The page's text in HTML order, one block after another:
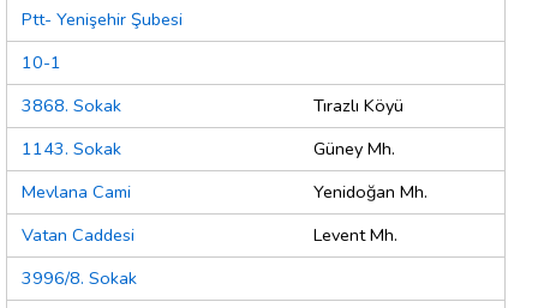
Ptt- Yenişehir Şubesi
10-1
3868. Sokak
Tırazlı Köyü
1143. Sokak
Güney Mh.
Mevlana Cami
Yenidoğan Mh.
Vatan Caddesi
Levent Mh.
3996/8. Sokak